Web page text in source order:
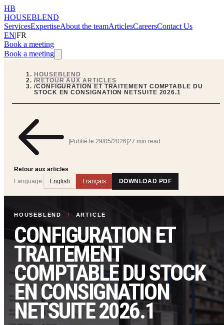
HB
HOUSEBLEND
ServicesExpertiseAbout the teamArticlesCareersContact Us
EN|FR
Book a meeting
Book a meeting
HOUSEBLEND
/RETOUR AUX ARTICLES
/CONFIGURATION ET TRAITEMENT COMPTABLE DU
STOCK EN CONSIGNATION NETSUITE 2026.1
Retour aux articles
Publié le 29/05/2026 27 min read
Language: English Français DOWNLOAD PDF
HOUSEBLEND / ARTICLE
CONFIGURATION ET
TRAITEMENT
COMPTABLE DU STOCK
EN CONSIGNATION
NETSUITE 2026.1